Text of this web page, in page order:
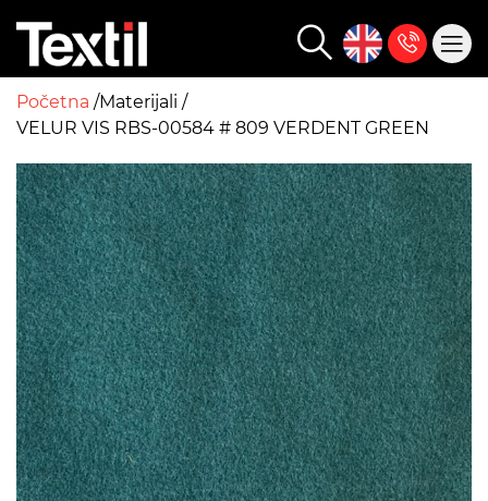
Početna Materijali
VELUR VIS RBS-00584 # 809 VERDENT GREEN